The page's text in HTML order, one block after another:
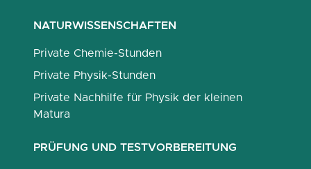
NATURWISSENSCHAFTEN
Private Chemie-Stunden
Private Physik-Stunden
Private Nachhilfe für Physik der kleinen
Matura
PRÜFUNG UND TESTVORBEREITUNG